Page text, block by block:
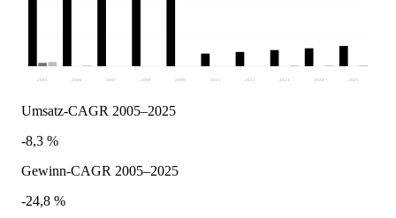
2005 2006 2007 2008 2009 2021 2022 2023 2024 2025
Umsatz-CAGR 2005–2025
-8,3 %
Gewinn-CAGR 2005–2025
-24,8 %